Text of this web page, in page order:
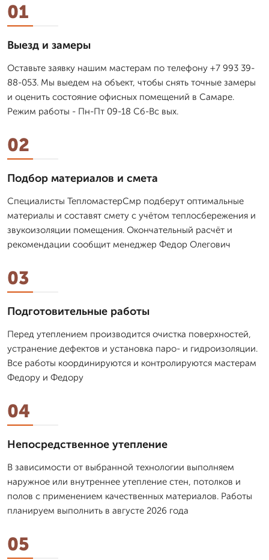
01
Выезд и замеры
Оставьте заявку нашим мастерам по телефону +7 993 39-
88-053. Мы выедем на объект, чтобы снять точные замеры
и оценить состояние офисных помещений в Самаре.
Режим работы - Пн-Пт 09-18 Сб-Вс вых.
02
Подбор материалов и смета
Специалисты ТепломастерСмр подберут оптимальные
материалы и составят смету с учётом теплосбережения и
звукоизоляции помещения. Окончательный расчёт и
рекомендации сообщит менеджер Федор Олегович
03
Подготовительные работы
Перед утеплением производится очистка поверхностей,
устранение дефектов и установка паро- и гидроизоляции.
Все работы координируются и контролируются мастерам
Федору и Федору
04
Непосредственное утепление
В зависимости от выбранной технологии выполняем
наружное или внутреннее утепление стен, потолков и
полов с применением качественных материалов. Работы
планируем выполнить в августе 2026 года
05